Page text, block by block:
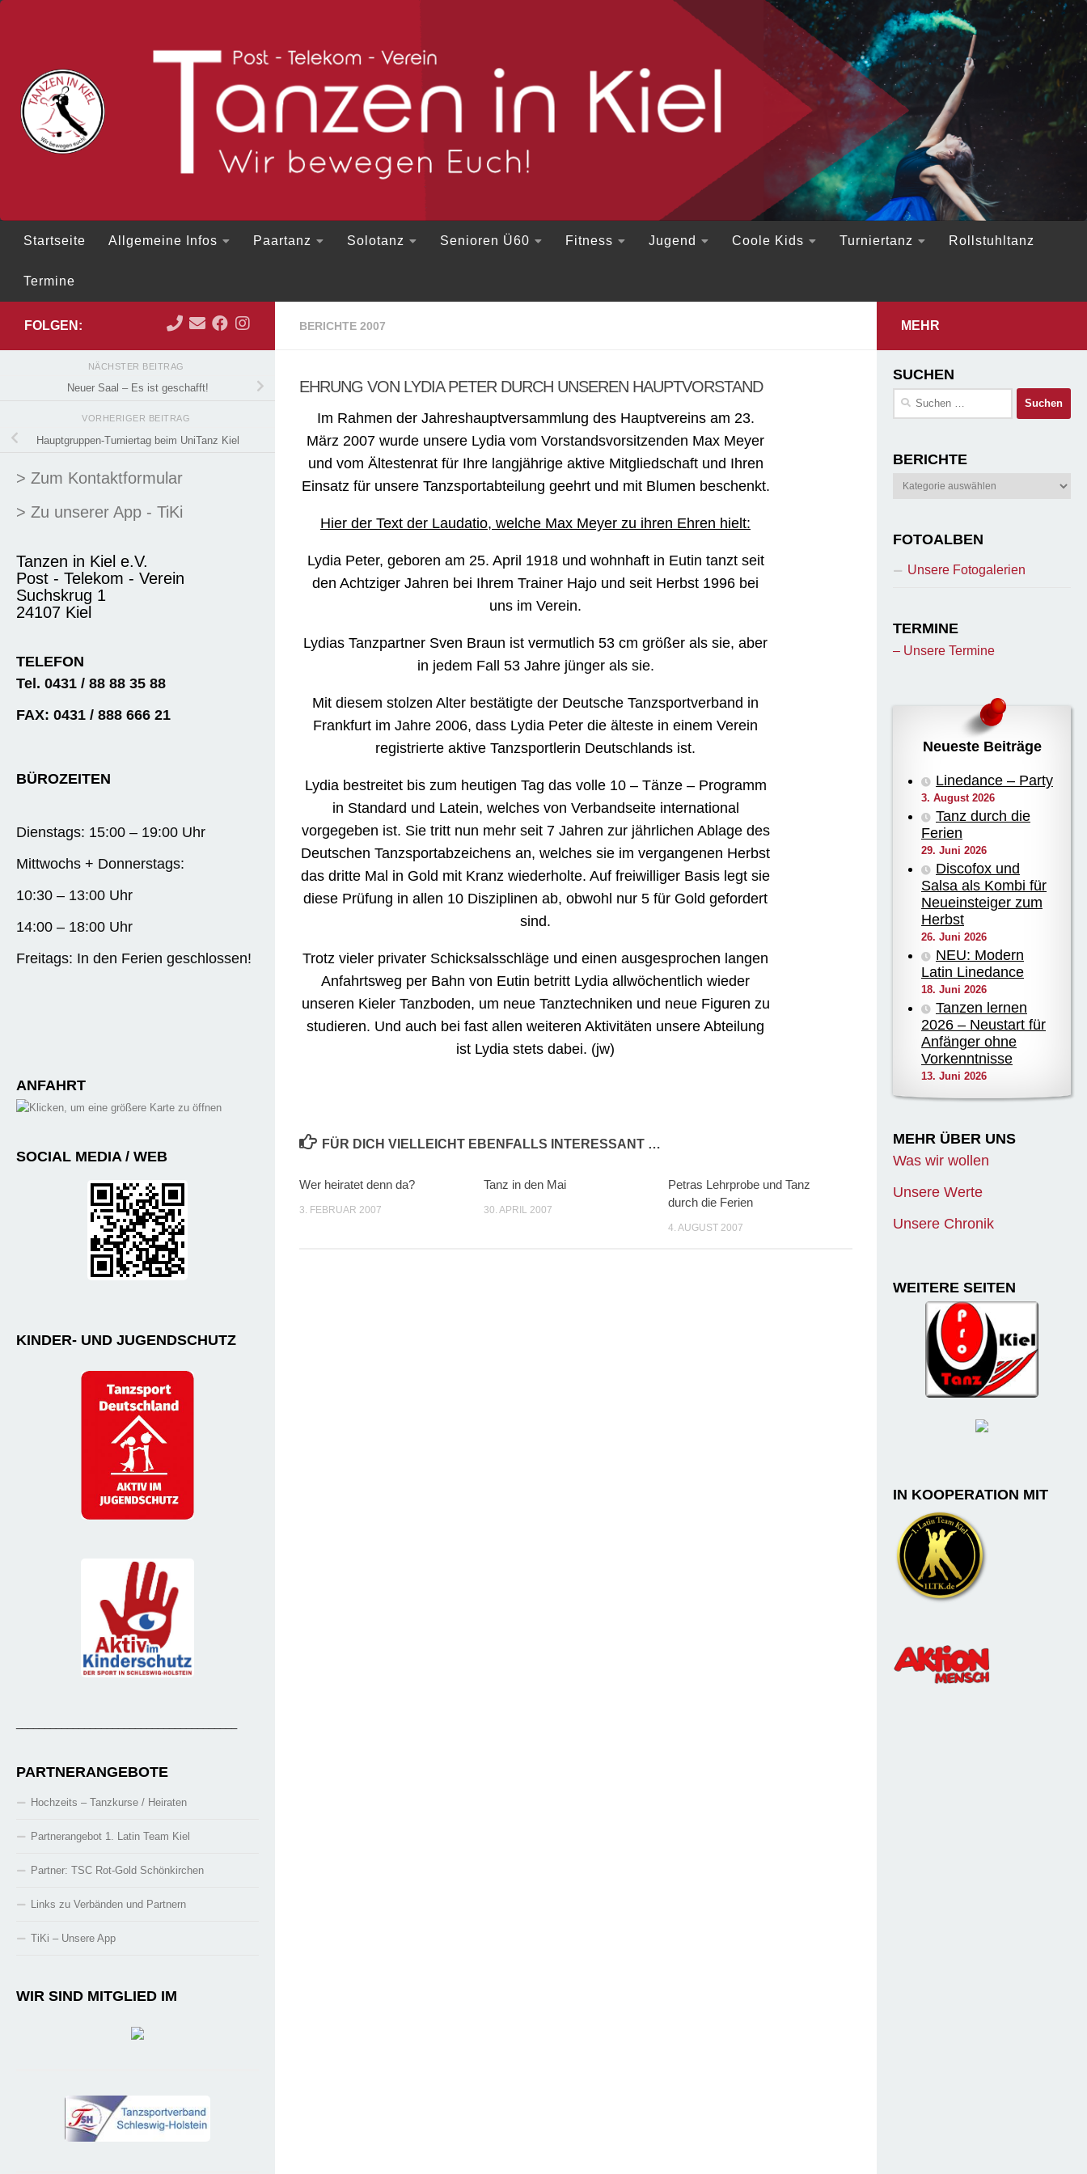
Startseite Allgemeine Infos Paartanz Solotanz Senioren Ü60 Fitness Jugend Coole Kids Turniertanz Rollstuhltanz
Termine
BERICHTE 2007
EHRUNG VON LYDIA PETER DURCH UNSEREN HAUPTVORSTAND
Im Rahmen der Jahreshauptversammlung des Hauptvereins am 23.
März 2007 wurde unsere Lydia vom Vorstandsvorsitzenden Max Meyer
und vom Ältestenrat für Ihre langjährige aktive Mitgliedschaft und Ihren
Einsatz für unsere Tanzsportabteilung geehrt und mit Blumen beschenkt.
Hier der Text der Laudatio, welche Max Meyer zu ihren Ehren hielt:
Lydia Peter, geboren am 25. April 1918 und wohnhaft in Eutin tanzt seit
den Achtziger Jahren bei Ihrem Trainer Hajo und seit Herbst 1996 bei
uns im Verein.
Lydias Tanzpartner Sven Braun ist vermutlich 53 cm größer als sie, aber
in jedem Fall 53 Jahre jünger als sie.
Mit diesem stolzen Alter bestätigte der Deutsche Tanzsportverband in
Frankfurt im Jahre 2006, dass Lydia Peter die älteste in einem Verein
registrierte aktive Tanzsportlerin Deutschlands ist.
Lydia bestreitet bis zum heutigen Tag das volle 10 – Tänze – Programm
in Standard und Latein, welches von Verbandseite international
vorgegeben ist. Sie tritt nun mehr seit 7 Jahren zur jährlichen Ablage des
Deutschen Tanzsportabzeichens an, welches sie im vergangenen Herbst
das dritte Mal in Gold mit Kranz wiederholte. Auf freiwilliger Basis legt sie
diese Prüfung in allen 10 Disziplinen ab, obwohl nur 5 für Gold gefordert
sind.
Trotz vieler privater Schicksalsschläge und einen ausgesprochen langen
Anfahrtsweg per Bahn von Eutin betritt Lydia allwöchentlich wieder
unseren Kieler Tanzboden, um neue Tanztechniken und neue Figuren zu
studieren. Und auch bei fast allen weiteren Aktivitäten unsere Abteilung
ist Lydia stets dabei. (jw)
FÜR DICH VIELLEICHT EBENFALLS INTERESSANT …
Wer heiratet denn da?
3. FEBRUAR 2007
Tanz in den Mai
30. APRIL 2007
Petras Lehrprobe und Tanz
durch die Ferien
4. AUGUST 2007
FOLGEN:
NÄCHSTER BEITRAG
Neuer Saal – Es ist geschafft!
VORHERIGER BEITRAG
Hauptgruppen-Turniertag beim UniTanz Kiel
> Zum Kontaktformular
> Zu unserer App - TiKi
Tanzen in Kiel e.V.
Post - Telekom - Verein
Suchskrug 1
24107 Kiel
TELEFON
Tel. 0431 / 88 88 35 88
FAX: 0431 / 888 666 21
BÜROZEITEN
Dienstags: 15:00 – 19:00 Uhr
Mittwochs + Donnerstags:
10:30 – 13:00 Uhr
14:00 – 18:00 Uhr
Freitags: In den Ferien geschlossen!
ANFAHRT
SOCIAL MEDIA / WEB
KINDER- UND JUGENDSCHUTZ
PARTNERANGEBOTE
Hochzeits – Tanzkurse / Heiraten
Partnerangebot 1. Latin Team Kiel
Partner: TSC Rot-Gold Schönkirchen
Links zu Verbänden und Partnern
TiKi – Unsere App
WIR SIND MITGLIED IM
MEHR
SUCHEN
Suchen
BERICHTE
Berichte
FOTOALBEN
Unsere Fotogalerien
TERMINE
– Unsere Termine
Neueste Beiträge
Linedance – Party
3. August 2026
Tanz durch die
Ferien
29. Juni 2026
Discofox und
Salsa als Kombi für
Neueinsteiger zum
Herbst
26. Juni 2026
NEU: Modern
Latin Linedance
18. Juni 2026
Tanzen lernen
2026 – Neustart für
Anfänger ohne
Vorkenntnisse
13. Juni 2026
MEHR ÜBER UNS
Was wir wollen
Unsere Werte
Unsere Chronik
WEITERE SEITEN
IN KOOPERATION MIT